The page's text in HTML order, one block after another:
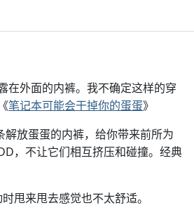
在外面的内裤。我不确定这样的穿
笔记本可能会干掉你的蛋蛋》
放蛋蛋的内裤，给你带来前所为
，不让它们相互挤压和碰撞。经典
甩来甩去感觉也不太舒适。